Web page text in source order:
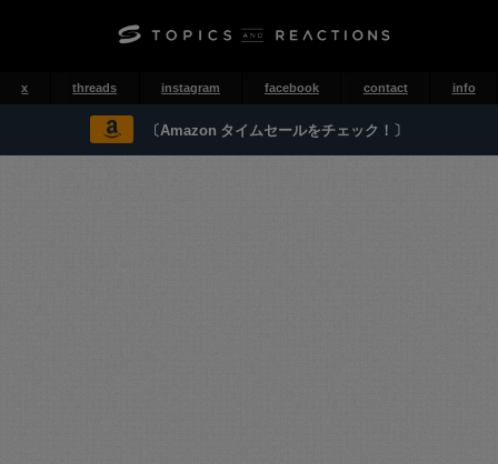
x threads instagram facebook contact info
〔Amazon タイムセールをチェック！〕